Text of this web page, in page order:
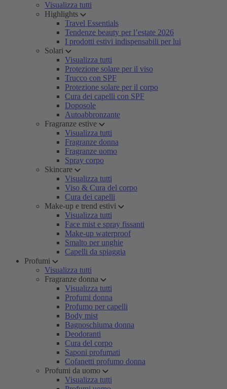
Visualizza tutti
Highlights
Travel Essentials
Tendenze beauty per l’estate 2026
I prodotti estivi indispensabili per lui
Solari
Visualizza tutti
Protezione solare per il viso
Trucco con SPF
Protezione solare per il corpo
Cura dei capelli con SPF
Doposole
Autoabbronzante
Fragranze estive
Visualizza tutti
Fragranze donna
Fragranze uomo
Spray corpo
Skincare
Visualizza tutti
Viso & Cura del corpo
Cura dei capelli
Make-up e trend estivi
Visualizza tutti
Face mist e spray fissanti
Make-up waterproof
Smalto per unghie
Capelli da spiaggia
Profumi
Visualizza tutti
Fragranze donna
Visualizza tutti
Profumi donna
Profumo per capelli
Body mist
Bagnoschiuma donna
Deodoranti
Cura del corpo
Saponi profumati
Cofanetti profumo donna
Profumi da uomo
Visualizza tutti